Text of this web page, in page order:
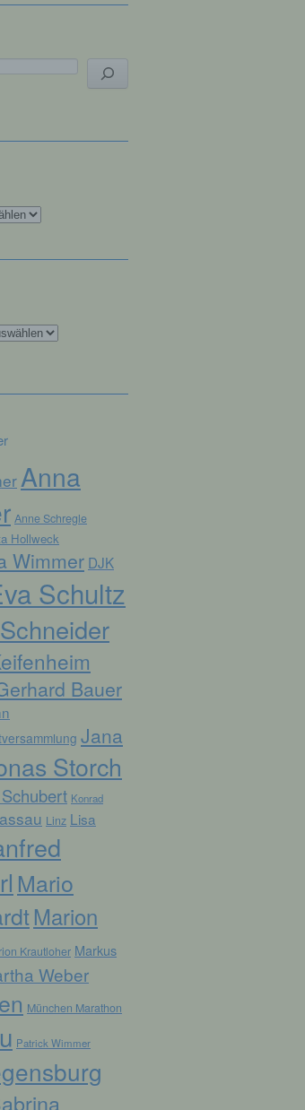
Anna
Anne Schregle
Hollweck
Wimmer DJK
Schultz
Schneider
Bauer
Jana
Storch
Schubert Konrad
Linz Lisa
Mario
Marion
Krautloher Markus
Weber
München Marathon
Patrick Wimmer